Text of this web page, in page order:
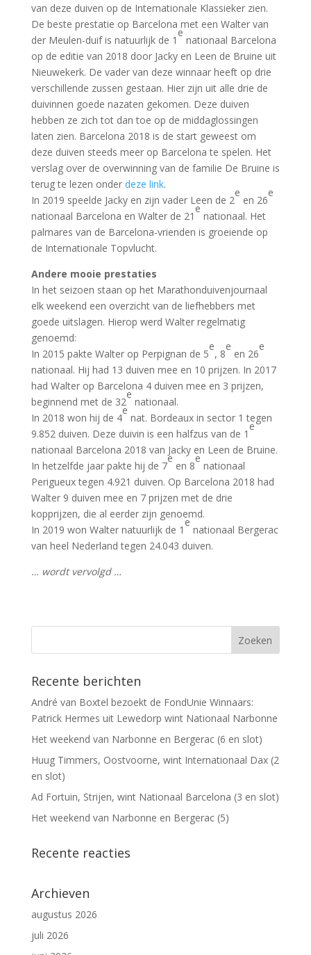
van deze duiven op de Internationale Klassieker zien.
De beste prestatie op Barcelona met een Walter van
der Meulen-duif is natuurlijk de 1
e
nationaal Barcelona
op de editie van 2018 door Jacky en Leen de Bruine uit
Nieuwekerk. De vader van deze winnaar heeft op drie
verschillende zussen gestaan. Hier zijn uit alle drie de
duivinnen goede nazaten gekomen. Deze duiven
hebben ze zich tot dan toe op de middaglossingen
laten zien. Barcelona 2018 is de start geweest om
deze duiven steeds meer op Barcelona te spelen. Het
verslag over de overwinning van de familie De Bruine is
terug te lezen onder deze link.
In 2019 speelde Jacky en zijn vader Leen de 2
e
en 26
e
nationaal Barcelona en Walter de 21
e
nationaal. Het
palmares van de Barcelona-vrienden is groeiende op
de Internationale Topvlucht.
Andere mooie prestaties
In het seizoen staan op het Marathonduivenjournaal
elk weekend een overzicht van de liefhebbers met
goede uitslagen. Hierop werd Walter regelmatig
genoemd:
In 2015 pakte Walter op Perpignan de 5
e
, 8
e
en 26
e
nationaal. Hij had 13 duiven mee en 10 prijzen. In 2017
had Walter op Barcelona 4 duiven mee en 3 prijzen,
beginnend met de 32
e
nationaal.
In 2018 won hij de 4
e
nat. Bordeaux in sector 1 tegen
9.852 duiven. Deze duivin is een halfzus van de 1
e
nationaal Barcelona 2018 van Jacky en Leen de Bruine.
In hetzelfde jaar pakte hij de 7
e
en 8
e
nationaal
Perigueux tegen 4.921 duiven. Op Barcelona 2018 had
Walter 9 duiven mee en 7 prijzen met de drie
kopprijzen, die al eerder zijn genoemd.
In 2019 won Walter natuurlijk de 1
e
nationaal Bergerac
van heel Nederland tegen 24.043 duiven.
… wordt vervolgd …
Recente berichten
André van Boxtel bezoekt de FondUnie Winnaars:
Patrick Hermes uit Lewedorp wint Nationaal Narbonne
Het weekend van Narbonne en Bergerac (6 en slot)
Huug Timmers, Oostvoorne, wint Internationaal Dax (2
en slot)
Ad Fortuin, Strijen, wint Nationaal Barcelona (3 en slot)
Het weekend van Narbonne en Bergerac (5)
Recente reacties
Archieven
augustus 2026
juli 2026